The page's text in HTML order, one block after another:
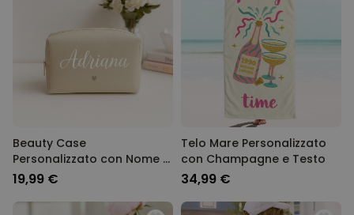
Beauty Case
Personalizzato con Nome e
Simbolo
19,99 €
Telo Mare Personalizzato
con Champagne e Testo
34,99 €